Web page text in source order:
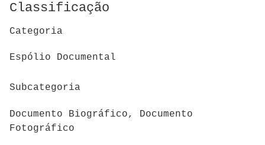
Classificação
Categoria
Espólio Documental
Subcategoria
Documento Biográfico, Documento
Fotográfico